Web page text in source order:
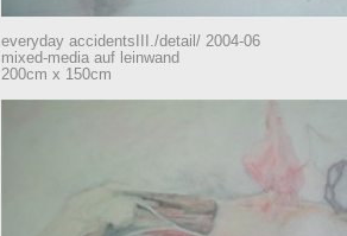
everyday accidentsIII./detail/ 2004-06
mixed-media auf leinwand
200cm x 150cm